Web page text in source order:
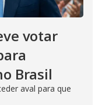
votar
Brasil
aval para que